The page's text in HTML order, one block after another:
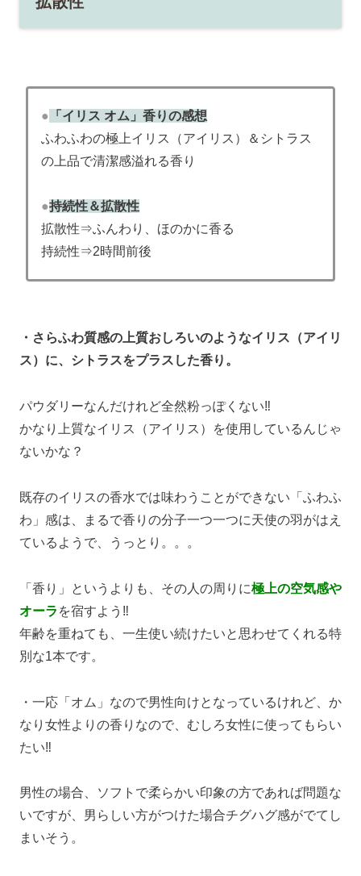
● 「イリス オム」香りの感想
ふわふわの極上イリス（アイリス）＆シトラス
の上品で清潔感溢れる香り
●持続性＆拡散性
拡散性⇒ふんわり、ほのかに香る
持続性⇒2時間前後
・さらふわ質感の上質おしろいのようなイリス（アイリ
ス）に、シトラスをプラスした香り。
パウダリーなんだけれど全然粉っぽくない‼
かなり上質なイリス（アイリス）を使用しているんじゃ
ないかな？
既存のイリスの香水では味わうことができない「ふわふ
わ」感は、まるで香りの分子一つ一つに天使の羽がはえ
ているようで、うっとり。。。
「香り」というよりも、その人の周りに極上の空気感や
オーラ を宿すよう‼
年齢を重ねても、一生使い続けたいと思わせてくれる特
別な1本です。
・一応「オム」なので男性向けとなっているけれど、か
なり女性よりの香りなので、むしろ女性に使ってもらい
たい‼
男性の場合、ソフトで柔らかい印象の方であれば問題な
いですが、男らしい方がつけた場合チグハグ感がでてし
まいそう。